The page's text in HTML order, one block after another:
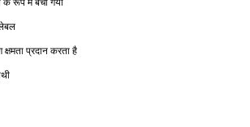
के रूप में बेचा गया
प्रदान करता है